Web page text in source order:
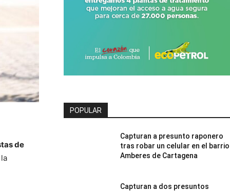
de
POPULAR
Capturan a presunto raponero
tras robar un celular en el barrio
Amberes de Cartagena
Capturan a dos presuntos